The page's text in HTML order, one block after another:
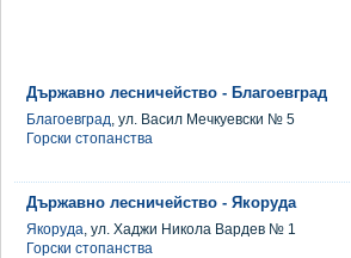
Държавно лесничейство - Благоевград
Благоевград, ул. Васил Мечкуевски № 5
Горски стопанства
Държавно лесничейство - Якоруда
Якоруда, ул. Хаджи Никола Вардев № 1
Горски стопанства